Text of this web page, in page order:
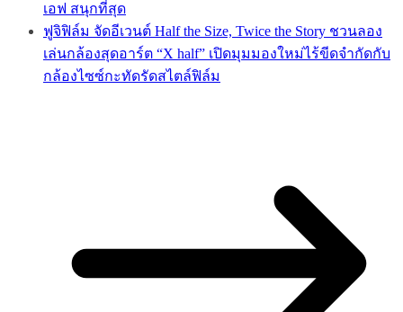
เอฟ สนุกที่สุด
ฟูจิฟิล์ม จัดอีเวนต์ Half the Size, Twice the Story ชวนลอง
เล่นกล้องสุดอาร์ต “X half” เปิดมุมมองใหม่ไร้ขีดจำกัดกับ
กล้องไซซ์กะทัดรัดสไตล์ฟิล์ม